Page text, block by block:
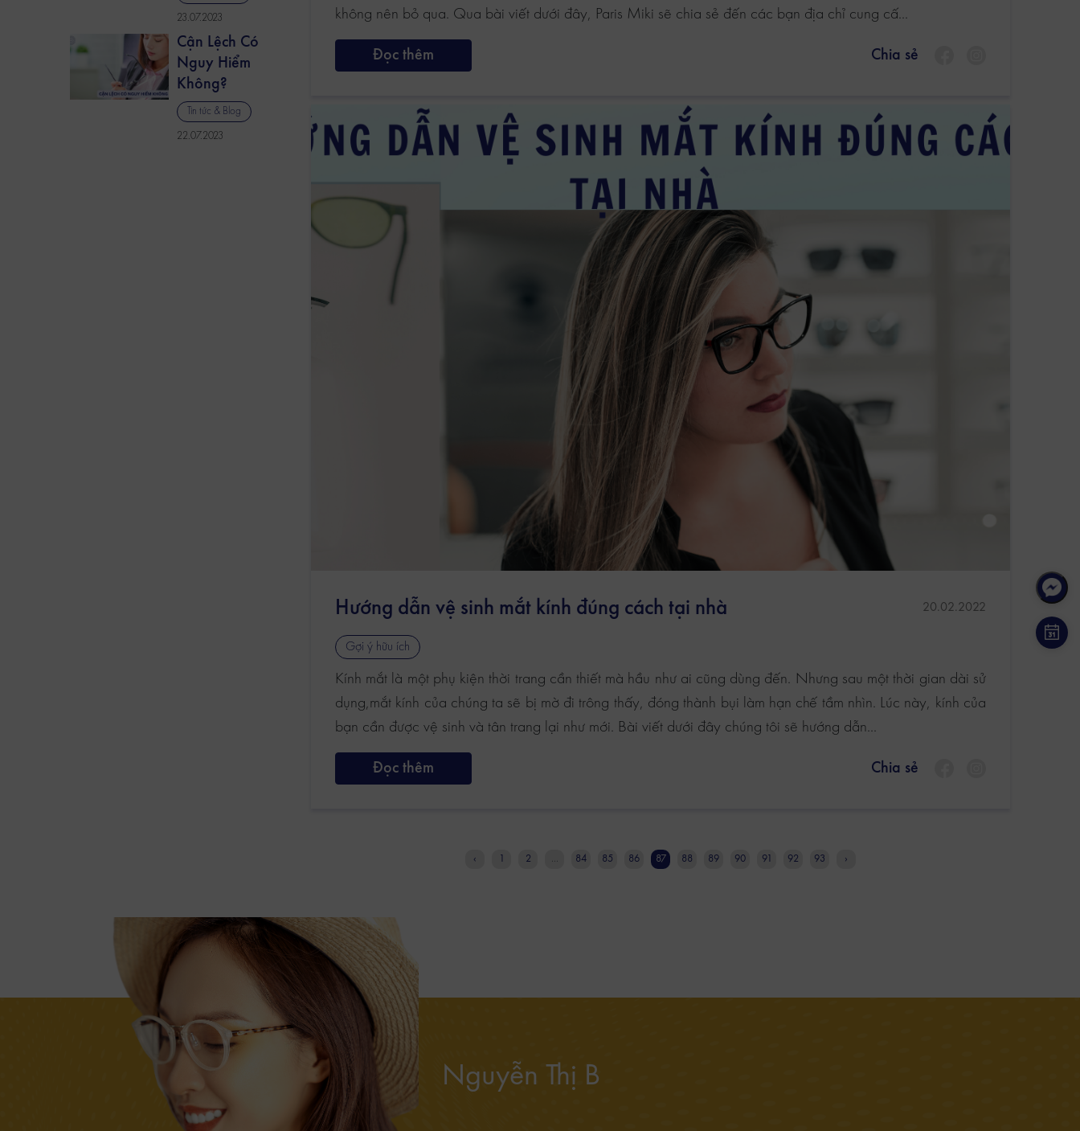
không nên bỏ qua. Qua bài viết dưới đây, Paris Miki sẽ chia sẻ đến các bạn địa chỉ cung cấ...
Đọc thêm Chia sẻ
Hướng dẫn vệ sinh mắt kính đúng cách tại nhà 20.02.2022
Gợi ý hữu ích
Kính mắt là một phụ kiện thời trang cần thiết mà hầu như ai cũng dùng đến. Nhưng sau một thời gian dài sử
dụng,mắt kính của chúng ta sẽ bị mờ đi trông thấy, đóng thành bụi làm hạn chế tầm nhìn. Lúc này, kính của
bạn cần được vệ sinh và tân trang lại như mới. Bài viết dưới đây chúng tôi sẽ hướng dẫn...
Đọc thêm Chia sẻ
‹ 2 ... 84 85 86 87 88 89 90 91 92 93 ›
23.07.2023
Cận Lệch Có
Nguy Hiểm
Không?
Tin tức & Blog
22.07.2023
Nguyễn Thị B